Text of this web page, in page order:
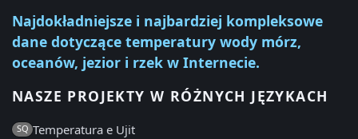
Najdokładniejsze i najbardziej kompleksowe
dane dotyczące temperatury wody mórz,
oceanów, jezior i rzek w Internecie.
NASZE PROJEKTY W RÓŻNYCH JĘZYKACH
SQ Temperatura e Ujit